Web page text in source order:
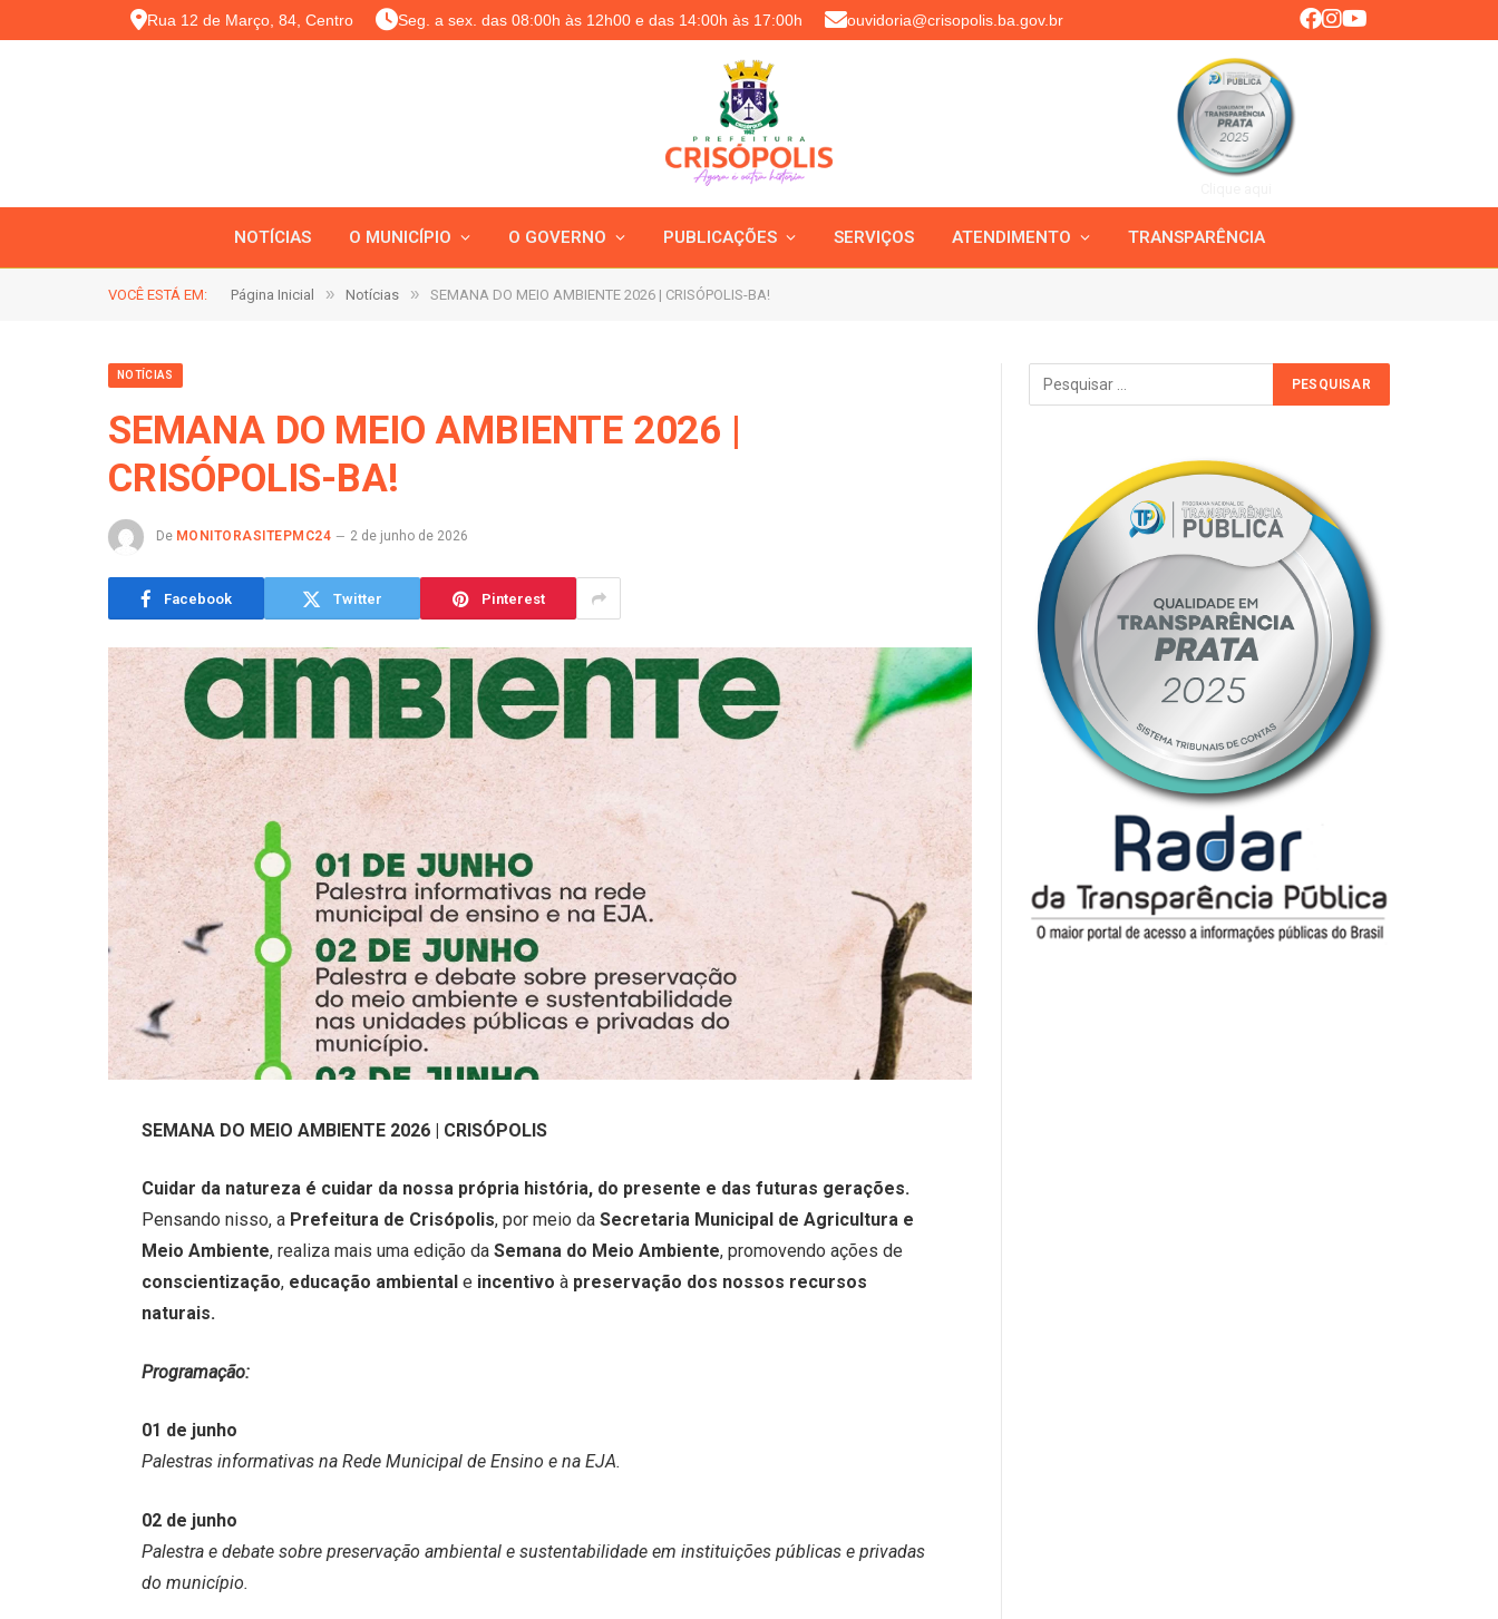
Rua 12 de Março, 84, Centro Seg. a sex. das 08:00h às 12h00 e das 14:00h às 17:00h ouvidoria@crisopolis.ba.gov.br
NOTÍCIAS O MUNICÍPIO O GOVERNO PUBLICAÇÕES SERVIÇOS ATENDIMENTO TRANSPARÊNCIA
VOCÊ ESTÁ EM: Página Inicial » Notícias » SEMANA DO MEIO AMBIENTE 2026 | CRISÓPOLIS-BA!
NOTÍCIAS
SEMANA DO MEIO AMBIENTE 2026 |
CRISÓPOLIS-BA!
De MONITORASITEPMC24 2 de junho de 2026
Facebook Twitter Pinterest
SEMANA DO MEIO AMBIENTE 2026 | CRISÓPOLIS
Cuidar da natureza é cuidar da nossa própria história, do presente e das futuras gerações.
Pensando nisso, a Prefeitura de Crisópolis, por meio daSecretaria Municipal de Agricultura e
Meio Ambiente, realiza mais uma edição daSemana do Meio Ambiente, promovendo ações de
conscientização, educação ambiental e incentivo à preservação dos nossos recursos
naturais.
Programação:
01 de junho
Palestras informativas na Rede Municipal de Ensino e na EJA.
02 de junho
Palestra e debate sobre preservação ambiental e sustentabilidade em instituições públicas e privadas
do município.